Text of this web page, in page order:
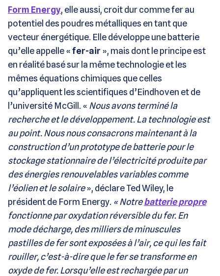
Form Energy, elle aussi, croit dur comme fer au
potentiel des poudres métalliques en tant que
vecteur énergétique. Elle développe une batterie
qu’elle appelle «fer-air », mais dont le principe est
en réalité basé sur la même technologie et les
mêmes équations chimiques que celles
qu’appliquent les scientifiques d’Eindhoven et de
l’université McGill. « Nous avons terminé la
recherche et le développement. La technologie est
au point. Nous nous consacrons maintenant à la
construction d’un prototype de batterie pour le
stockage stationnaire de l’électricité produite par
des énergies renouvelables variables comme
l’éolien et le solaire», déclare Ted Wiley, le
président de Form Energy. « Notrebatterie propre
fonctionne par oxydation réversible du fer. En
mode décharge, des milliers de minuscules
pastilles de fer sont exposées à l’air, ce qui les fait
rouiller, c’est-à-dire que le fer se transforme en
oxyde de fer. Lorsqu’elle est rechargée par un